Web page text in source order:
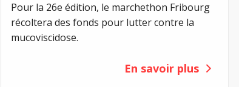
Pour la 26e édition, le marchethon Fribourg
récoltera des fonds pour lutter contre la
mucoviscidose.
En savoir plus